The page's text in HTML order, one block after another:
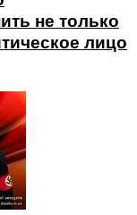
не только
лицо